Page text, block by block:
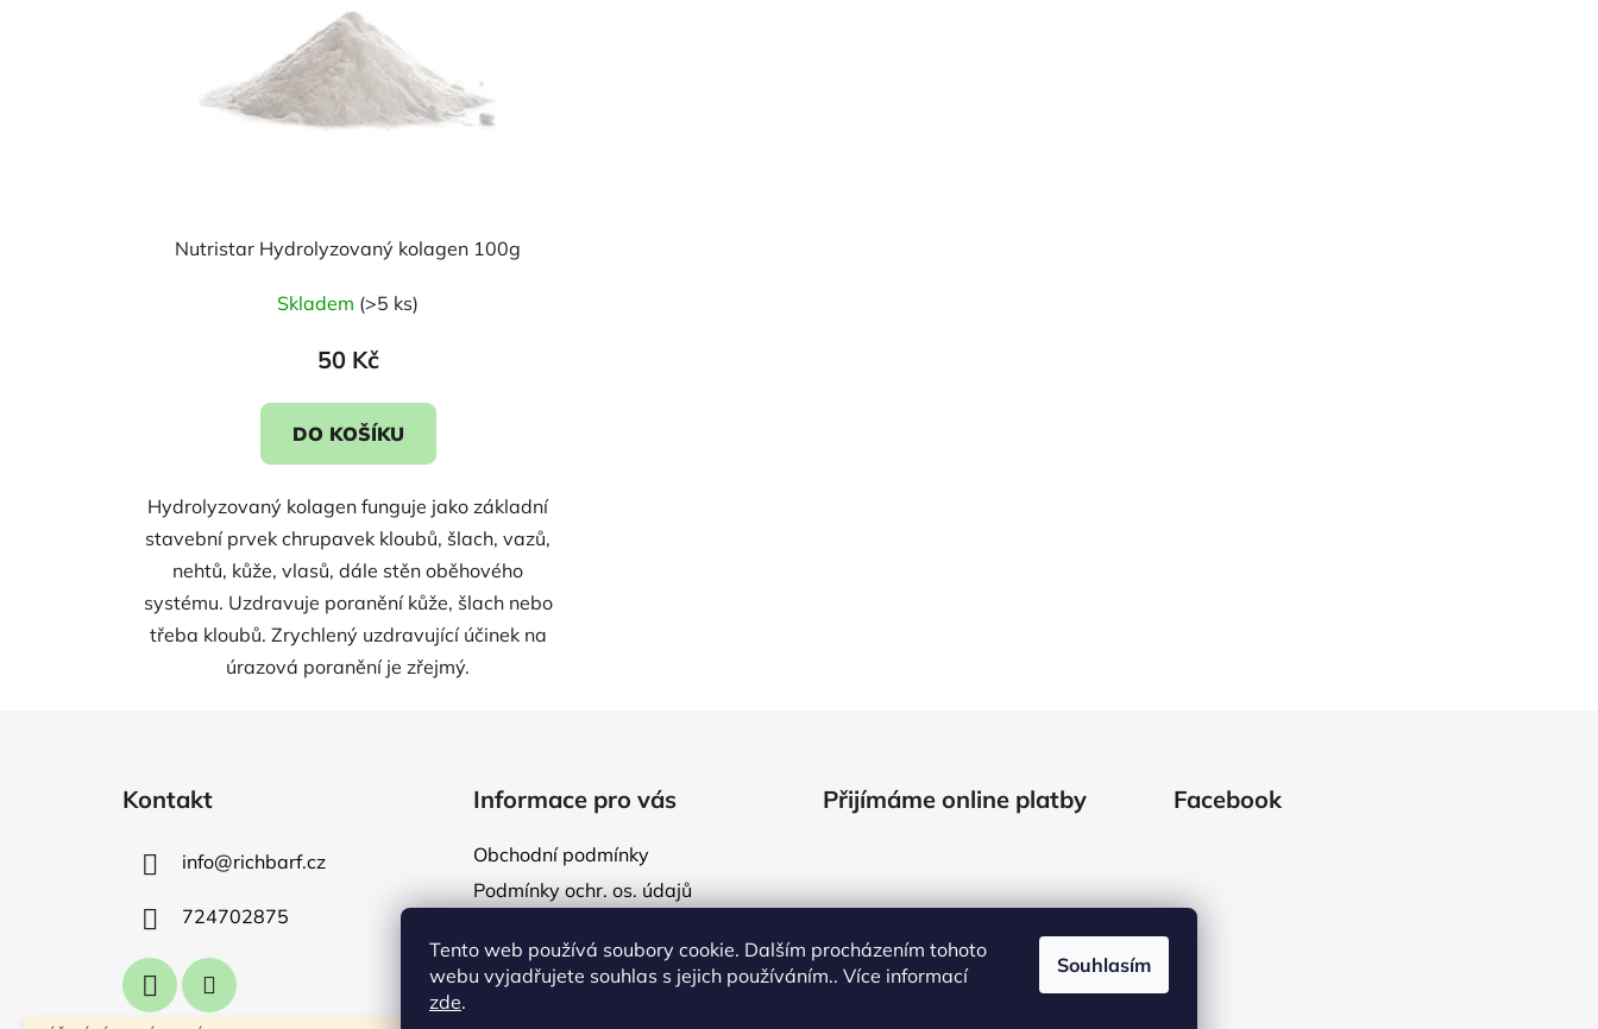
Tento web používá soubory cookie. Dalším procházením tohoto
webu vyjadřujete souhlas s jejich používáním.. Více informací
zde.
Souhlasím
Nutristar Hydrolyzovaný kolagen 100g
Skladem (>5 ks)
50 Kč
DO KOŠÍKU
Hydrolyzovaný kolagen funguje jako základní
stavební prvek chrupavek kloubů, šlach, vazů,
nehtů, kůže, vlasů, dále stěn oběhového
systému. Uzdravuje poranění kůže, šlach nebo
třeba kloubů. Zrychlený uzdravující účinek na
úrazová poranění je zřejmý.
Kontakt
info@richbarf.cz
724702875
Informace pro vás
Obchodní podmínky
Podmínky ochr. os. údajů
Doprava
Přijímáme online platby Facebook